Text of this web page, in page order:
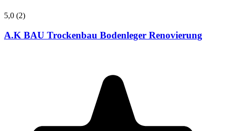
5,0 (2)
A.K BAU Trockenbau Bodenleger Renovierung